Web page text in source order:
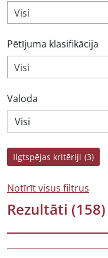
Visi
Pētījuma klasifikācija
Visi
Valoda
Ilgtspējas kritēriji (3)
Notīrīt visus filtrus
Rezultāti (158)